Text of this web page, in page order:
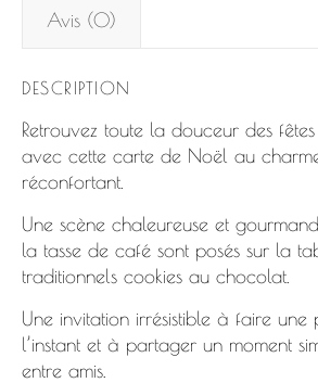
Avis (0)
DESCRIPTION
Retrouvez toute la douceur des
avec cette carte de Noël au
réconfortant.
Une scène chaleureuse et
la tasse de café sont posés sur la
traditionnels cookies au chocolat.
Une invitation irrésistible à faire une
l’instant et à partager un moment
entre amis.